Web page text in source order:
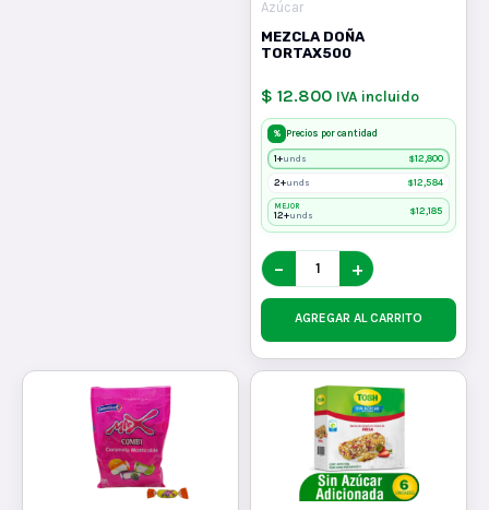
Azúcar
MEZCLA DOÑA
TORTAX500
$ 12.800 IVA incluido
% Precios por cantidad
1+unds $12,800
2+unds $12,584
MEJOR
12+unds $12,185
− +
AGREGAR AL CARRITO